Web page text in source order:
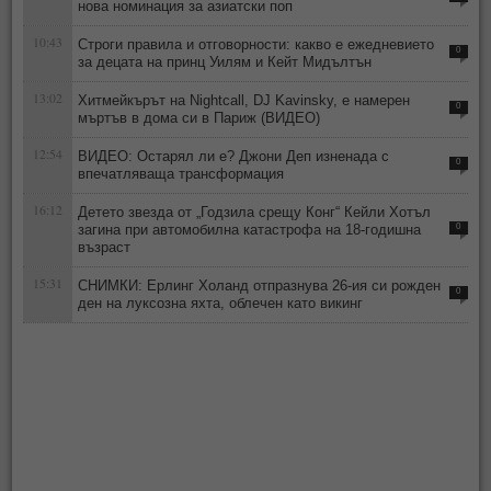
нова номинация за азиатски поп
10:43
Строги правила и отговорности: какво е ежедневието
за децата на принц Уилям и Кейт Мидълтън
0
13:02
Хитмейкърът на Nightcall, DJ Kavinsky, е намерен
мъртъв в дома си в Париж (ВИДЕО)
0
12:54
ВИДЕО: Остарял ли е? Джони Деп изненада с
впечатляваща трансформация
0
16:12
Детето звезда от „Годзила срещу Конг“ Кейли Хотъл
загина при автомобилна катастрофа на 18-годишна
възраст
0
15:31
СНИМКИ: Ерлинг Холанд отпразнува 26-ия си рожден
ден на луксозна яхта, облечен като викинг
0